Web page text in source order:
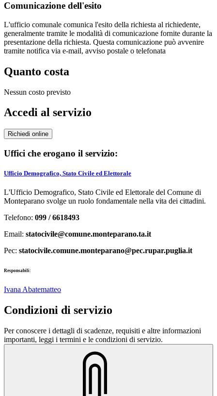
Comunicazione dell'esito
L'ufficio comunale comunica l'esito della richiesta al richiedente,
generalmente tramite le modalità di comunicazione fornite durante la
presentazione della richiesta. Questa comunicazione può avvenire
tramite notifica via e-mail, avviso postale o telefonata
Quanto costa
Nessun costo previsto
Accedi al servizio
Richiedi online
Uffici che erogano il servizio:
Ufficio Demografico, Stato Civile ed Elettorale
L'Ufficio Demografico, Stato Civile ed Elettorale del Comune di
Monteparano svolge un ruolo fondamentale nella vita dei cittadini.
Telefono: 099 / 6618493
Email: statocivile@comune.monteparano.ta.it
Pec: statocivile.comune.monteparano@pec.rupar.puglia.it
Responsabili:
Ivana Abatematteo
Condizioni di servizio
Per conoscere i dettagli di scadenze, requisiti e altre informazioni
importanti, leggi i termini e le condizioni di servizio.